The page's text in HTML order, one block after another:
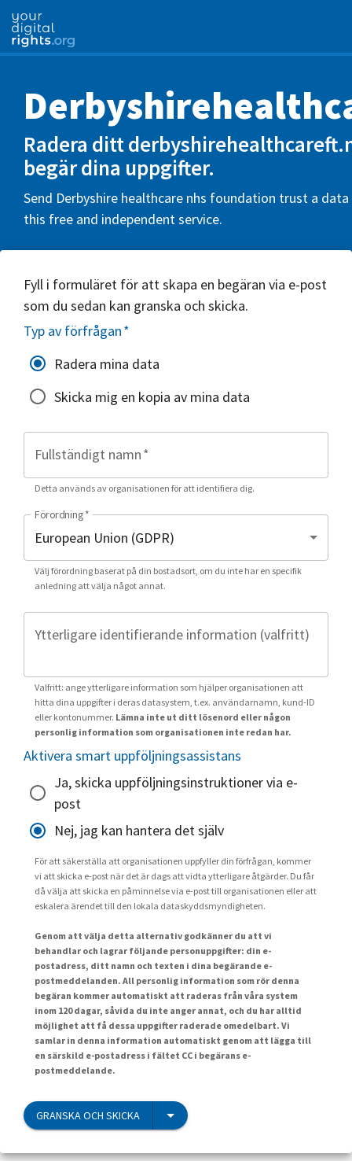
Radera ditt
begär dina uppgifter.
Send Derbyshire healthcare nhs foundation trust a
this free and independent service.
Fyll i formuläret för att skapa en begäran via e-post
som du sedan kan granska och skicka.
Typ av förfrågan*
Radera mina data
Skicka mig en kopia av mina data
Fullständigt namn*
Detta används av organisationen för att identifiera dig.
Förordning*
Välj förordning baserat på din bostadsort, om du inte har en specifik
anledning att välja något annat.
Ytterligare identifierande information (valfritt)
Valfritt: ange ytterligare information som hjälper organisationen att
hitta dina uppgifter i deras datasystem, t.ex. användarnamn, kund-ID
eller kontonummer. Lämna inte ut ditt lösenord eller någon
personlig information som organisationen inte redan har.
Aktivera smart uppföljningsassistans
Ja, skicka uppföljningsinstruktioner via e-
post
Nej, jag kan hantera det själv
För att säkerställa att organisationen uppfyller din förfrågan, kommer
vi att skicka e-post när det är dags att vidta ytterligare åtgärder. Du får
då välja att skicka en påminnelse via e-post till organisationen eller att
eskalera ärendet till den lokala dataskyddsmyndigheten.
Genom att välja detta alternativ godkänner du att vi
behandlar och lagrar följande personuppgifter: din e-
postadress, ditt namn och texten i dina begärande e-
postmeddelanden. All personlig information som rör denna
begäran kommer automatiskt att raderas från våra system
inom 120 dagar, såvida du inte anger annat, och du har alltid
möjlighet att få dessa uppgifter raderade omedelbart. Vi
samlar in denna information automatiskt genom att lägga till
en särskild e-postadress i fältet CC i begärans e-
postmeddelande.
GRANSKA OCH SKICKA